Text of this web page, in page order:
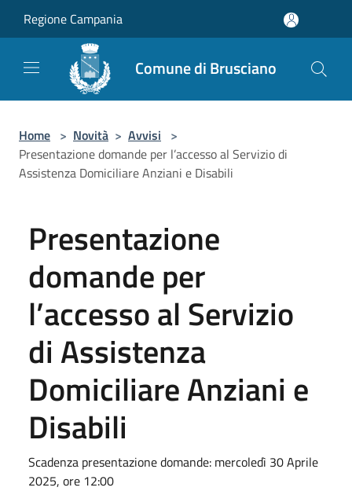
Regione Campania
Comune di Brusciano
Home > Novità > Avvisi >
Presentazione domande per l’accesso al Servizio di
Assistenza Domiciliare Anziani e Disabili
Presentazione
domande per
l’accesso al Servizio
di Assistenza
Domiciliare Anziani e
Disabili
Scadenza presentazione domande: mercoledì 30 Aprile
2025, ore 12:00